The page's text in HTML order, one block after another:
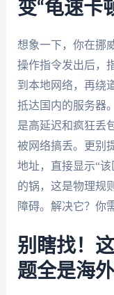
变“龟速卡
想象一下，你在挪
操作指令发出后，
到本地网络，再绕
抵达国内的服务器
是高延迟和疯狂丢
被网络搞丢。更别
地址，直接显示“
的锅，这是物理规
障碍。解决它？你
别瞎找！
题全是海